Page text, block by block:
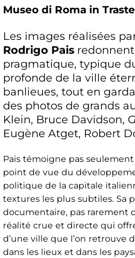
Museo di Roma in
Les images réalisées
Rodrigo Pais
pragmatique, typique
profonde de la ville
banlieues, tout en
des photos de grands
Klein, Bruce Davidson,
Eugène Atget, Robert
Pais témoigne pas
point de vue du
politique de la capitale
textures les plus subtiles. Sa
documentaire, pas rarement
réalité crue et directe qui
d’une ville que l’on retrouve
dans les lieux et dans les